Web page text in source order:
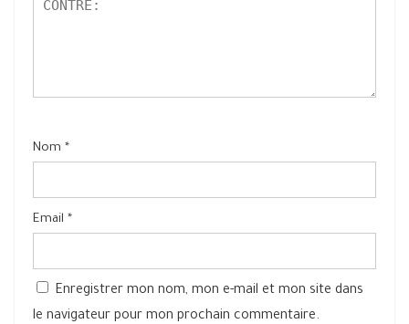
Nom *
Email *
Enregistrer mon nom, mon e-mail et mon site dans
le navigateur pour mon prochain commentaire.